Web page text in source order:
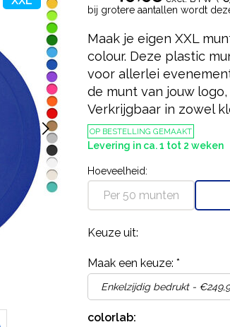
bij grotere aantallen wordt
Maak je eigen XXL
colour. Deze plastic
voor allerlei
de munt van jouw
Verkrijgbaar in zowel
OP BESTELLING GEMAAKT
Levering in ca. 1 tot 2 weken
Hoeveelheid:
Per 50 munten
Keuze uit:
Maak een keuze: *
colorlab: